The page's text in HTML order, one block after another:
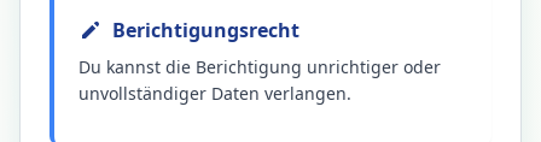
Berichtigungsrecht
Du kannst die Berichtigung unrichtiger oder
unvollständiger Daten verlangen.